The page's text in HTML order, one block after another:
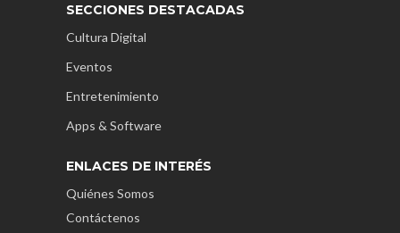
SECCIONES DESTACADAS
Cultura Digital
Eventos
Entretenimiento
Apps & Software
ENLACES DE INTERÉS
Quiénes Somos
Contáctenos